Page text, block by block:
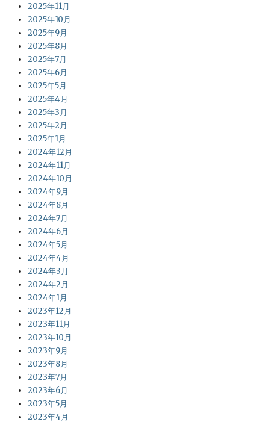
2025年11月
2025年10月
2025年9月
2025年8月
2025年7月
2025年6月
2025年5月
2025年4月
2025年3月
2025年2月
2025年1月
2024年12月
2024年11月
2024年10月
2024年9月
2024年8月
2024年7月
2024年6月
2024年5月
2024年4月
2024年3月
2024年2月
2024年1月
2023年12月
2023年11月
2023年10月
2023年9月
2023年8月
2023年7月
2023年6月
2023年5月
2023年4月